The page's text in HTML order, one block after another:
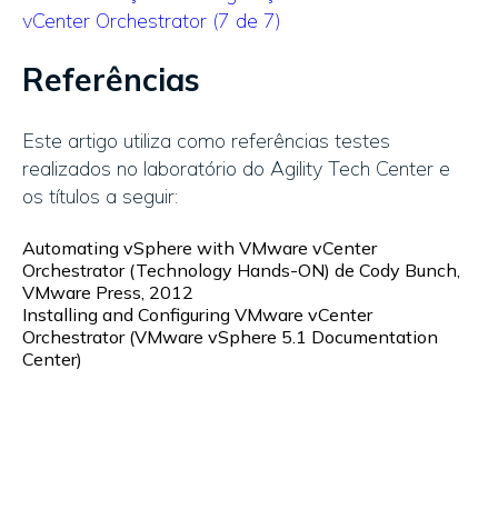
vCenter Orchestrator (7 de 7)
Referências
Este artigo utiliza como referências testes
realizados no laboratório do Agility Tech Center e
os títulos a seguir:
Automating vSphere with VMware vCenter
Orchestrator (Technology Hands-ON) de Cody Bunch,
VMware Press, 2012
Installing and Configuring VMware vCenter
Orchestrator (VMware vSphere 5.1 Documentation
Center)